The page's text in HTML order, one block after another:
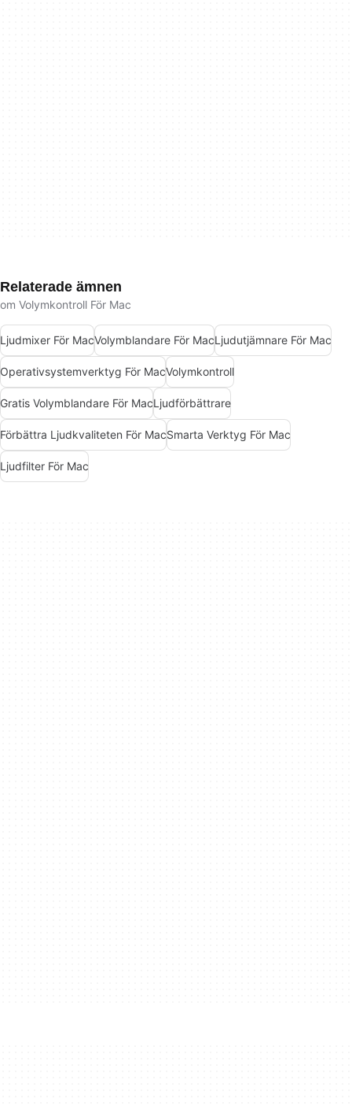
Relaterade ämnen
om Volymkontroll För Mac
Ljudmixer För MacVolymblandare För MacLjudutjämnare För Mac
Operativsystemverktyg För MacVolymkontroll
Gratis Volymblandare För MacLjudförbättrare
Förbättra Ljudkvaliteten För MacSmarta Verktyg För Mac
Ljudfilter För Mac